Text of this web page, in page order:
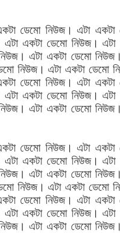
ডেমো নিউজ। এটা একটা
একটা ডেমো নিউজ। এটা
এটা একটা ডেমো
নিউজ। এটা একটা ডেমো
ডেমো নিউজ। এটা একটা
একটা ডেমো নিউজ। এটা
এটা একটা ডেমো
ডেমো নিউজ। এটা একটা
একটা ডেমো নিউজ। এটা
এটা একটা ডেমো
নিউজ। এটা একটা ডেমো
ডেমো নিউজ। এটা একটা
একটা ডেমো নিউজ। এটা
এটা একটা ডেমো